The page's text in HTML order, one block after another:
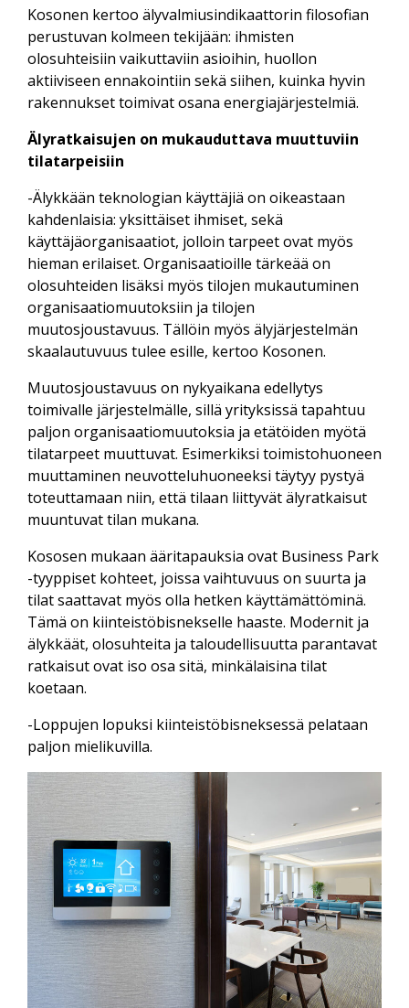
Kosonen kertoo älyvalmiusindikaattorin filosofian
perustuvan kolmeen tekijään: ihmisten
olosuhteisiin vaikuttaviin asioihin, huollon
aktiiviseen ennakointiin sekä siihen, kuinka hyvin
rakennukset toimivat osana energiajärjestelmiä.
Älyratkaisujen on mukauduttava muuttuviin
tilatarpeisiin
-Älykkään teknologian käyttäjiä on oikeastaan
kahdenlaisia: yksittäiset ihmiset, sekä
käyttäjäorganisaatiot, jolloin tarpeet ovat myös
hieman erilaiset. Organisaatioille tärkeää on
olosuhteiden lisäksi myös tilojen mukautuminen
organisaatiomuutoksiin ja tilojen
muutosjoustavuus. Tällöin myös älyjärjestelmän
skaalautuvuus tulee esille, kertoo Kosonen.
Muutosjoustavuus on nykyaikana edellytys
toimivalle järjestelmälle, sillä yrityksissä tapahtuu
paljon organisaatiomuutoksia ja etätöiden myötä
tilatarpeet muuttuvat. Esimerkiksi toimistohuoneen
muuttaminen neuvotteluhuoneeksi täytyy pystyä
toteuttamaan niin, että tilaan liittyvät älyratkaisut
muuntuvat tilan mukana.
Kososen mukaan ääritapauksia ovat Business Park
-tyyppiset kohteet, joissa vaihtuvuus on suurta ja
tilat saattavat myös olla hetken käyttämättöminä.
Tämä on kiinteistöbisnekselle haaste. Modernit ja
älykkäät, olosuhteita ja taloudellisuutta parantavat
ratkaisut ovat iso osa sitä, minkälaisina tilat
koetaan.
-Loppujen lopuksi kiinteistöbisneksessä pelataan
paljon mielikuvilla.